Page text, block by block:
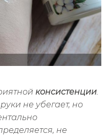
консистенции
не убегает, но
не